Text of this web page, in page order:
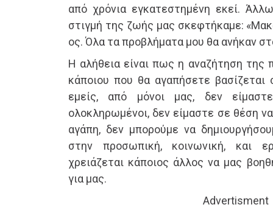
από χρόνια εγκατεστημένη εκεί.
στιγμή της ζωής μας σκεφτήκαμε:
ος. Όλα τα προβλήματα μου θα ανήκαν
Η αλήθεια είναι πως η αναζήτηση
κάποιου που θα αγαπήσετε βασίζεται
εμείς, από μόνοι μας, δεν
ολοκληρωμένοι, δεν είμαστε σε θέση
αγάπη, δεν μπορούμε να
στην προσωπική, κοινωνική, και
χρειάζεται κάποιος άλλος να μας
για μας.
Advertisment